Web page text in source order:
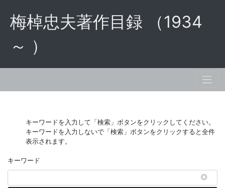
梅棹忠夫著作目録 （1934
～ ）
キーワードを入力して「検索」ボタンをクリックしてください。
キーワードを入力しないで「検索」ボタンをクリックすると全件
表示されます。
キーワード